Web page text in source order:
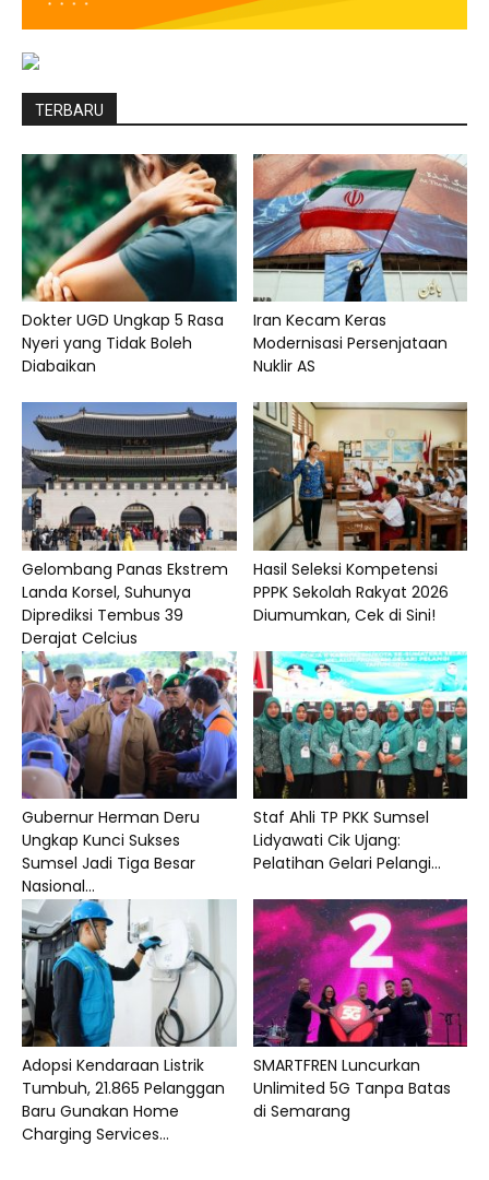
TERBARU
Dokter UGD Ungkap 5 Rasa
Nyeri yang Tidak Boleh
Diabaikan
Iran Kecam Keras
Modernisasi Persenjataan
Nuklir AS
Gelombang Panas Ekstrem
Landa Korsel, Suhunya
Diprediksi Tembus 39
Derajat Celcius
Hasil Seleksi Kompetensi
PPPK Sekolah Rakyat 2026
Diumumkan, Cek di Sini!
Gubernur Herman Deru
Ungkap Kunci Sukses
Sumsel Jadi Tiga Besar
Nasional...
Staf Ahli TP PKK Sumsel
Lidyawati Cik Ujang:
Pelatihan Gelari Pelangi...
Adopsi Kendaraan Listrik
Tumbuh, 21.865 Pelanggan
Baru Gunakan Home
Charging Services...
SMARTFREN Luncurkan
Unlimited 5G Tanpa Batas
di Semarang